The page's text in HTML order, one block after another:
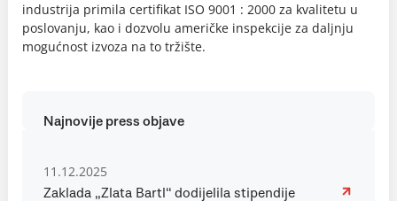
industrija primila certifikat ISO 9001 : 2000 za kvalitetu u
poslovanju, kao i dozvolu američke inspekcije za daljnju
mogućnost izvoza na to tržište.
Najnovije press objave
11.12.2025
Zaklada „Zlata Bartl“ dodijelila stipendije